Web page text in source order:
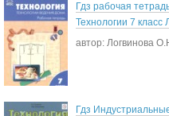
Гдз рабочая
Технологии 7 класс
автор: Логвинова
Гдз